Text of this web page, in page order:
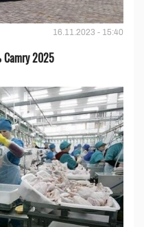
16.11.2023 - 15:40
Camry 2025